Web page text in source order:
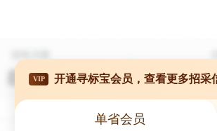
VIP 开通寻标宝会员，查看更多招采
单省会员